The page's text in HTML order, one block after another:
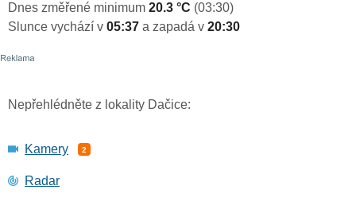
Dnes změřené minimum 20.3 °C (03:30)
Slunce vychází v 05:37 a zapadá v 20:30
Nepřehlédněte z lokality Dačice:
Kamery 2
Radar